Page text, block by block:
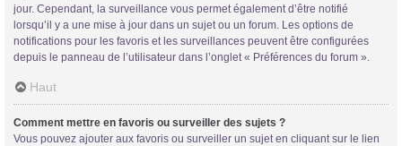
jour. Cependant, la surveillance vous permet également d’être notifié
lorsqu’il y a une mise à jour dans un sujet ou un forum. Les options de
notifications pour les favoris et les surveillances peuvent être configurées
depuis le panneau de l’utilisateur dans l’onglet « Préférences du forum ».
Haut
Comment mettre en favoris ou surveiller des sujets ?
Vous pouvez ajouter aux favoris ou surveiller un sujet en cliquant sur le lien